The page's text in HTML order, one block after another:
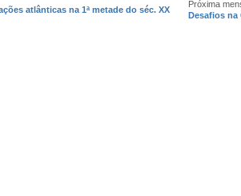
atlânticas na 1ª metade do séc. XX
Próxima
Desafios na